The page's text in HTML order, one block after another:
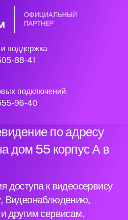
поддержка
88-41
подключений
96-40
интернет и
по адресу
дом 55 корпус А в
доступа к видеосервису
Видеонаблюдению,
другим сервисам.